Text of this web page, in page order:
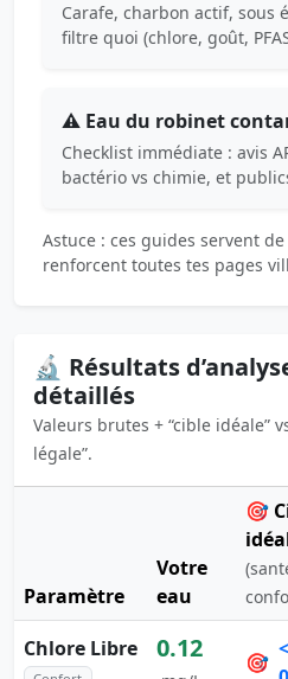
Carafe, charbon actif, sous
filtre quoi (chlore, goût,
⚠️ Eau du robinet
Checklist immédiate : avis
bactério vs chimie, et
Astuce : ces guides servent
renforcent toutes tes pages
🔬 Résultats
détaillés
Valeurs brutes + “cible idéale”
légale”.
Paramètre
Votre
eau
🎯
Chlore Libre 0.12 🎯
<